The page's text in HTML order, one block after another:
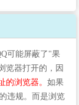
可能屏蔽了"果
览器打开的，因
的浏览器。 如果
违规。而是浏览